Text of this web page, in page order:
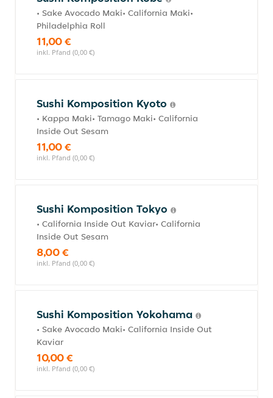
• Sake Avocado Maki• California Maki•
Philadelphia Roll
11,00 €
inkl. Pfand (0,00 €)
Sushi Komposition Kyoto
• Kappa Maki• Tamago Maki• California
Inside Out Sesam
11,00 €
inkl. Pfand (0,00 €)
Sushi Komposition Tokyo
• California Inside Out Kaviar• California
Inside Out Sesam
8,00 €
inkl. Pfand (0,00 €)
Sushi Komposition Yokohama
• Sake Avocado Maki• California Inside Out
Kaviar
10,00 €
inkl. Pfand (0,00 €)